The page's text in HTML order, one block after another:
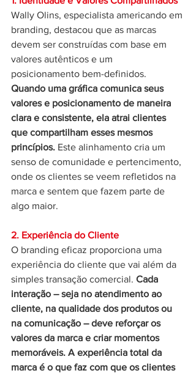
Wally Olins, especialista americando em
branding, destacou que as marcas
devem ser construídas com base em
valores autênticos e um
posicionamento bem-definidos.
Quando uma gráfica comunica seus
valores e posicionamento de maneira
clara e consistente, ela atrai clientes
que compartilham esses mesmos
princípios. Este alinhamento cria um
senso de comunidade e pertencimento,
onde os clientes se veem refletidos na
marca e sentem que fazem parte de
algo maior.
2. Experiência do Cliente
O branding eficaz proporciona uma
experiência do cliente que vai além da
simples transação comercial. Cada
interação – seja no atendimento ao
cliente, na qualidade dos produtos ou
na comunicação – deve reforçar os
valores da marca e criar momentos
memoráveis. A experiência total da
marca é o que faz com que os clientes